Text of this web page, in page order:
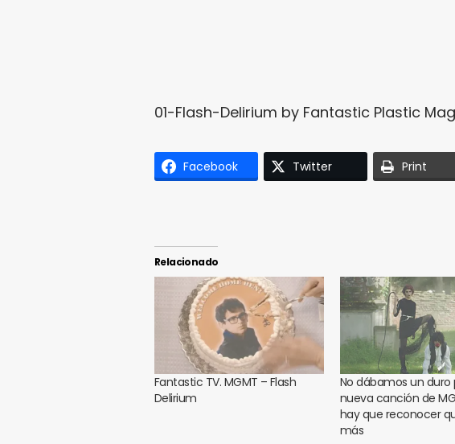
01-Flash-Delirium by Fantastic Plastic Mag
Facebook Twitter Print
Relacionado
Fantastic TV. MGMT – Flash
Delirium
No dábamos un duro
nueva canción de
hay que reconocer
más